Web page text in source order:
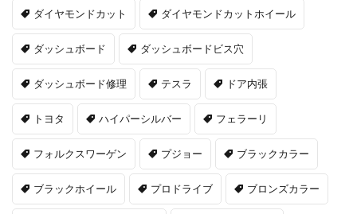
ダイヤモンドカット ダイヤモンドカットホイール
ダッシュボード ダッシュボードビス穴
ダッシュボード修理 テスラ ドア内張
トヨタ ハイパーシルバー フェラーリ
フォルクスワーゲン プジョー ブラックカラー
ブラックホイール プロドライブ ブロンズカラー